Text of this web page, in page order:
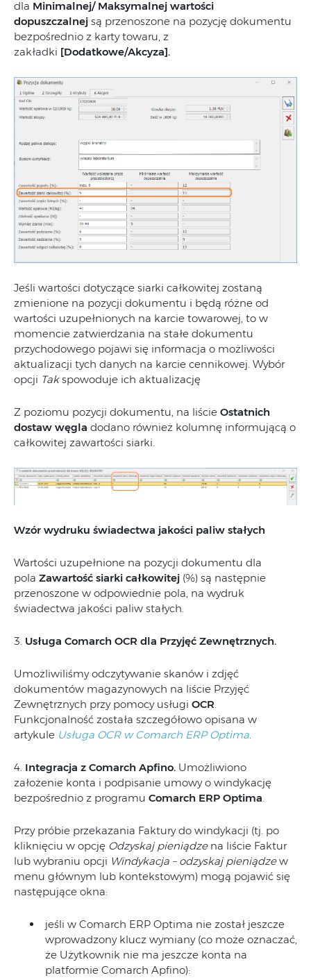
dla Minimalnej/ Maksymalnej wartości
dopuszczalnej są przenoszone na pozycję dokumentu
bezpośrednio z karty towaru, z
zakładki [Dodatkowe/Akcyza].
Jeśli wartości dotyczące siarki całkowitej zostaną
zmienione na pozycji dokumentu i będą różne od
wartości uzupełnionych na karcie towarowej, to w
momencie zatwierdzania na stałe dokumentu
przychodowego pojawi się informacja o możliwości
aktualizacji tych danych na karcie cennikowej. Wybór
opcji Takspowoduje ich aktualizację
Z poziomu pozycji dokumentu, na liście Ostatnich
dostaw węgla dodano również kolumnę informującą o
całkowitej zawartości siarki.
Wzór wydruku świadectwa jakości paliw stałych
Wartości uzupełnione na pozycji dokumentu dla
pola Zawartość siarki całkowitej (%) są następnie
przenoszone w odpowiednie pola, na wydruk
świadectwa jakości paliw stałych.
3. Usługa Comarch OCR dla Przyjęć Zewnętrznych.
Umożliwiliśmy odczytywanie skanów i zdjęć
dokumentów magazynowych na liście Przyjęć
Zewnętrznych przy pomocy usługi OCR.
Funkcjonalność została szczegółowo opisana w
artykule Usługa OCR w Comarch ERP Optima.
4. Integracja z Comarch Apfino. Umożliwiono
założenie konta i podpisanie umowy o windykację
bezpośrednio z programu Comarch ERP Optima.
Przy próbie przekazania Faktury do windykacji (tj. po
kliknięciu w opcję Odzyskaj pieniądzena liście Faktur
lub wybraniu opcji Windykacja – odzyskaj pieniądzew
menu głównym lub kontekstowym) mogą pojawić się
następujące okna:
jeśli w Comarch ERP Optima nie został jeszcze
wprowadzony klucz wymiany (co może oznaczać,
że Użytkownik nie ma jeszcze konta na
platformie Comarch Apfino):